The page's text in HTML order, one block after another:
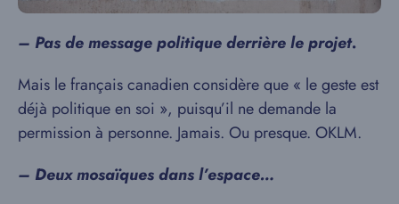
– Pas de message politique derrière le projet.
Mais le français canadien considère que « le geste est
déjà politique en soi », puisqu’il ne demande la
permission à personne. Jamais. Ou presque. OKLM.
– Deux mosaïques dans l’espace…